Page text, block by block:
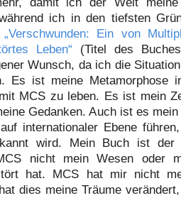
ich in den tiefsten
„Verschwunden: Ein von
Leben“ (Titel des
Wunsch, da ich die
Es ist meine Metamorphose
MCS zu leben. Es ist mein
Gedanken. Auch ist es
internationaler Ebene
wird. Mein Buch ist der
nicht mein Wesen oder
hat. MCS hat mir nicht
dies meine Träume